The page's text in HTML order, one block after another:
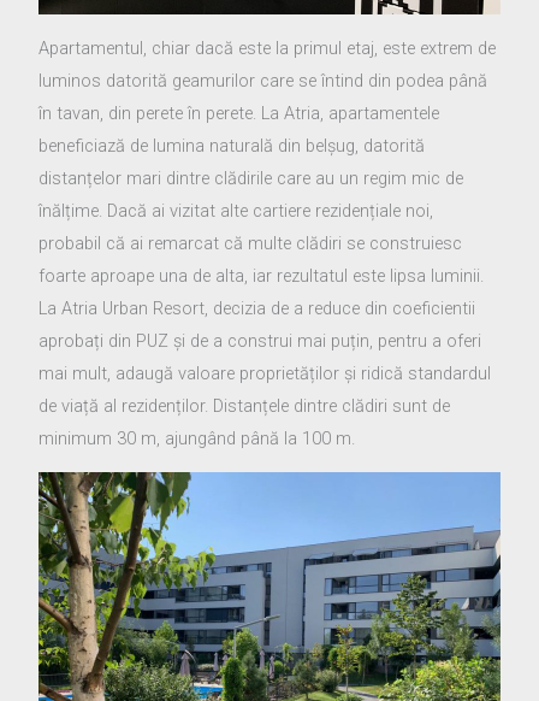
Apartamentul, chiar dacă este la primul etaj, este extrem de
luminos datorită geamurilor care se întind din podea până
în tavan, din perete în perete. La Atria, apartamentele
beneficiază de lumina naturală din belșug, datorită
distanțelor mari dintre clădirile care au un regim mic de
înălțime. Dacă ai vizitat alte cartiere rezidențiale noi,
probabil că ai remarcat că multe clădiri se construiesc
foarte aproape una de alta, iar rezultatul este lipsa luminii.
La Atria Urban Resort, decizia de a reduce din coeficientii
aprobați din PUZ și de a construi mai puțin, pentru a oferi
mai mult, adaugă valoare proprietăților și ridică standardul
de viață al rezidenților. Distanțele dintre clădiri sunt de
minimum 30 m, ajungând până la 100 m.